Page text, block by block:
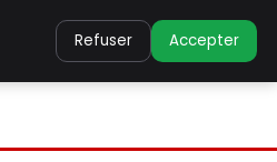
Refuser Accepter